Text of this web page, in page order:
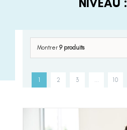
Montrer 9 produits
1 2 3 10